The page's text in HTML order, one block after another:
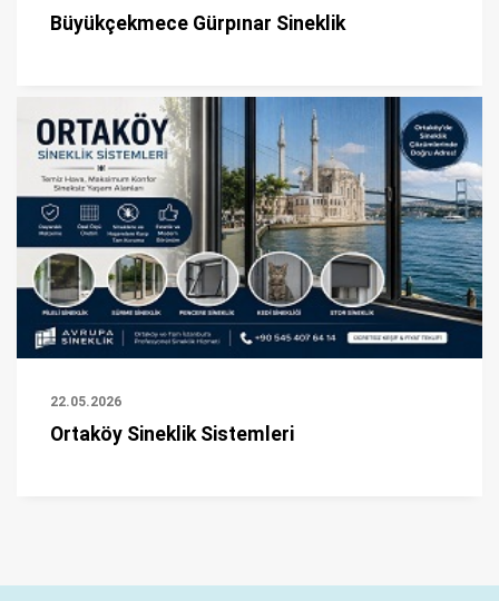
Büyükçekmece Gürpınar Sineklik
22.05.2026
Ortaköy Sineklik Sistemleri